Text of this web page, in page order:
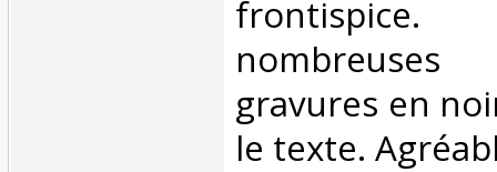
gravures en
le texte.